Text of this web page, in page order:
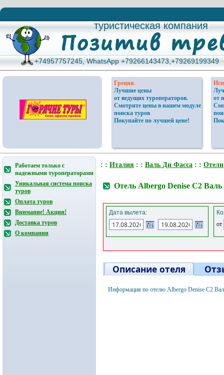
туристическая компания
туристическая компания
+74957757245, WhatsApp +79266143473,+79269199349
+74957757245, WhatsApp +79266143473,+79269199349
Греция.
Лучшие цены
от ведущих туроператоров.
Смотрите цены в нашем модуле
поиска туров
Покупайте по лучшей цене!
от
Работаем только с
надежными туроператорами
Уникальная система поиска
туров
Оплата туров
Внимание! Акции!
Доставка туров
О компании
: : Италия : : Валь Ди Фасса : : Отели
Отель Albergo Denise C2
Дата вылета:
от
Описание отеля
Информация по отелю Albergo Denise C2